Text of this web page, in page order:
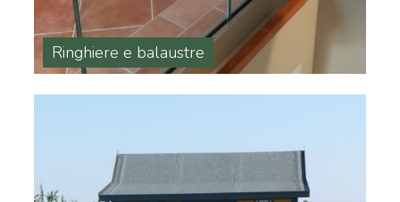
Ringhiere e balaustre